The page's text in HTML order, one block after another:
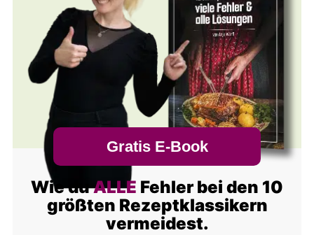
Gratis E-Book
Wie duALLE Fehler bei den 10
größten Rezeptklassikern
vermeidest.